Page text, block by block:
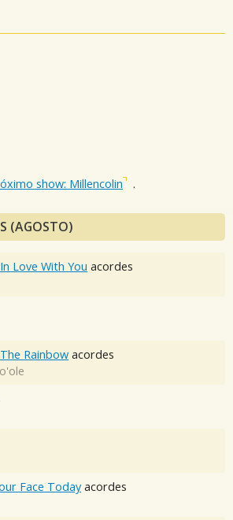
show: Millencolin .
(AGOSTO)
Love With You acordes
Rainbow acordes
Face Today acordes